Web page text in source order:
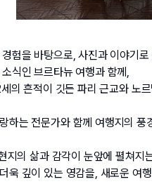
험을 바탕으로, 사진과 이야기
식인 브르타뉴 여행과 함께,
의 흔적이 깃든 파리 근교와 노
하는 전문가와 함께 여행지의
지의 삶과 감각이 눈앞에 펼쳐지
욱 깊이 있는 영감을, 새로운 여